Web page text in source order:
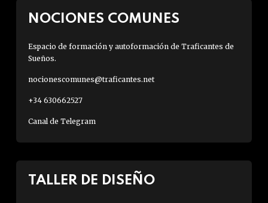
NOCIONES COMUNES
Espacio de formación y autoformación de Traficantes de
Sueños.
nocionescomunes@traficantes.net
+34 630662527
Canal de Telegram
TALLER DE DISEÑO